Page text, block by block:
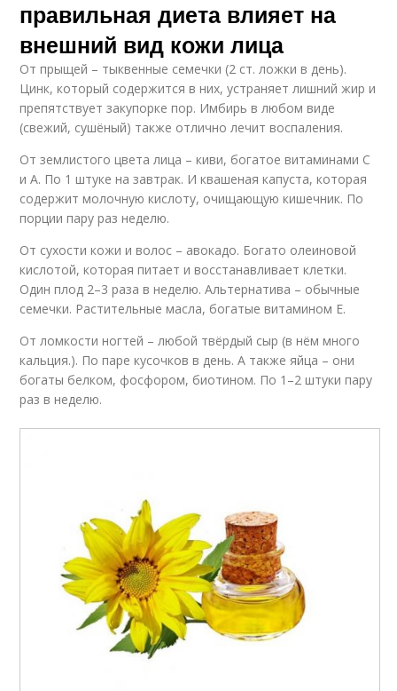
правильная диета влияет на
внешний вид кожи лица
От прыщей – тыквенные семечки (2 ст. ложки в день).
Цинк, который содержится в них, устраняет лишний жир и
препятствует закупорке пор. Имбирь в любом виде
(свежий, сушёный) также отлично лечит воспаления.
От землистого цвета лица – киви, богатое витаминами С
и А. По 1 штуке на завтрак. И квашеная капуста, которая
содержит молочную кислоту, очищающую кишечник. По
порции пару раз неделю.
От сухости кожи и волос – авокадо. Богато олеиновой
кислотой, которая питает и восстанавливает клетки.
Один плод 2–3 раза в неделю. Альтернатива – обычные
семечки. Растительные масла, богатые витамином Е.
От ломкости ногтей – любой твёрдый сыр (в нём много
кальция.). По паре кусочков в день. А также яйца – они
богаты белком, фосфором, биотином. По 1–2 штуки пару
раз в неделю.